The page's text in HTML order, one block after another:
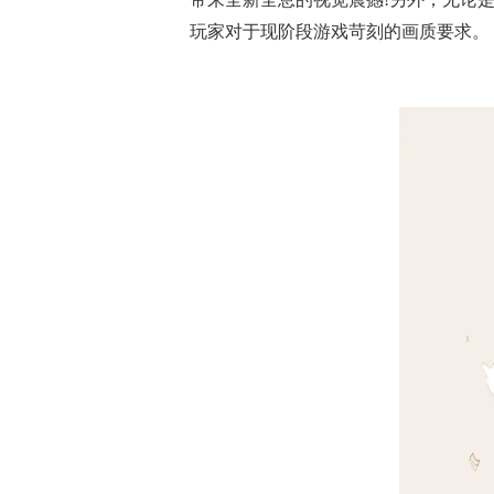
玩家对于现阶段游戏苛刻的画质要求。